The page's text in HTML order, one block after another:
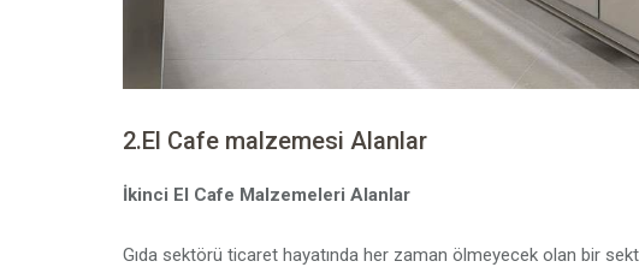
2.El Cafe malzemesi Alanlar
İkinci El Cafe Malzemeleri Alanlar
Gıda sektörü ticaret hayatında her zaman ölmeyecek olan bir